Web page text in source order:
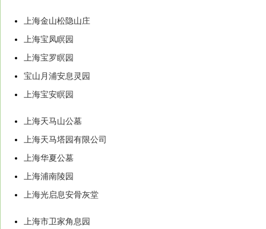
上海金山松隐山庄
上海宝凤瞑园
上海宝罗瞑园
宝山月浦安息灵园
上海宝安瞑园
上海天马山公墓
上海天马塔园有限公司
上海华夏公墓
上海浦南陵园
上海光启息安骨灰堂
上海市卫家角息园